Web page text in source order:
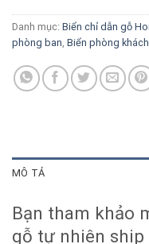
Danh mục: Biển chỉ dẫn gỗ
phòng ban, Biển phòng
MÔ TẢ
Bạn tham khảo
gỗ tự nhiên ship